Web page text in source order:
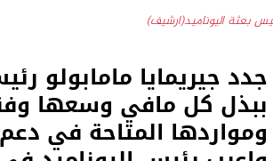
بعثة اليوناميد(ارشيف)
جدد جيريمايا مامابولو
ببذل كل مافي وسعها
ومواردها المتاحة في